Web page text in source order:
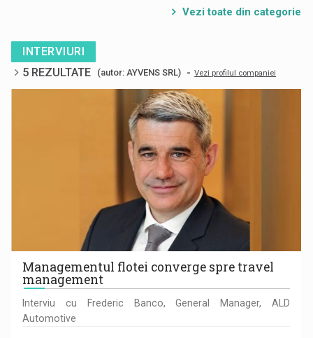
Vezi toate din categorie
INTERVIURI
5 REZULTATE
(autor: AYVENS SRL) - Vezi profilul companiei
Managementul flotei converge spre travel
management
Interviu cu Frederic Banco, General Manager, ALD
Automotive